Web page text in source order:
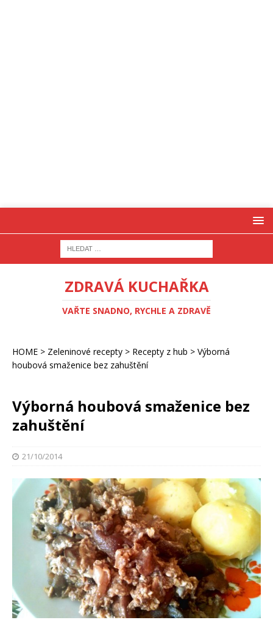
ZDRAVÁ KUCHAŘKA
VAŘTE SNADNO, RYCHLE A ZDRAVĚ
HOME > Zeleninové recepty > Recepty z hub > Výborná
houbová smaženice bez zahuštění
Výborná houbová smaženice bez
zahuštění
21/10/2014